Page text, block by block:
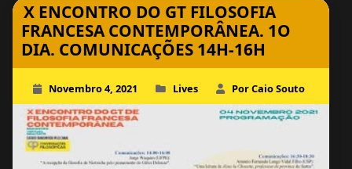
X ENCONTRO DO GT FILOSOFIA
FRANCESA CONTEMPORÂNEA. 1O
DIA. COMUNICAÇÕES 14H-16H
Novembro 4, 2021 Lives Por Caio Souto